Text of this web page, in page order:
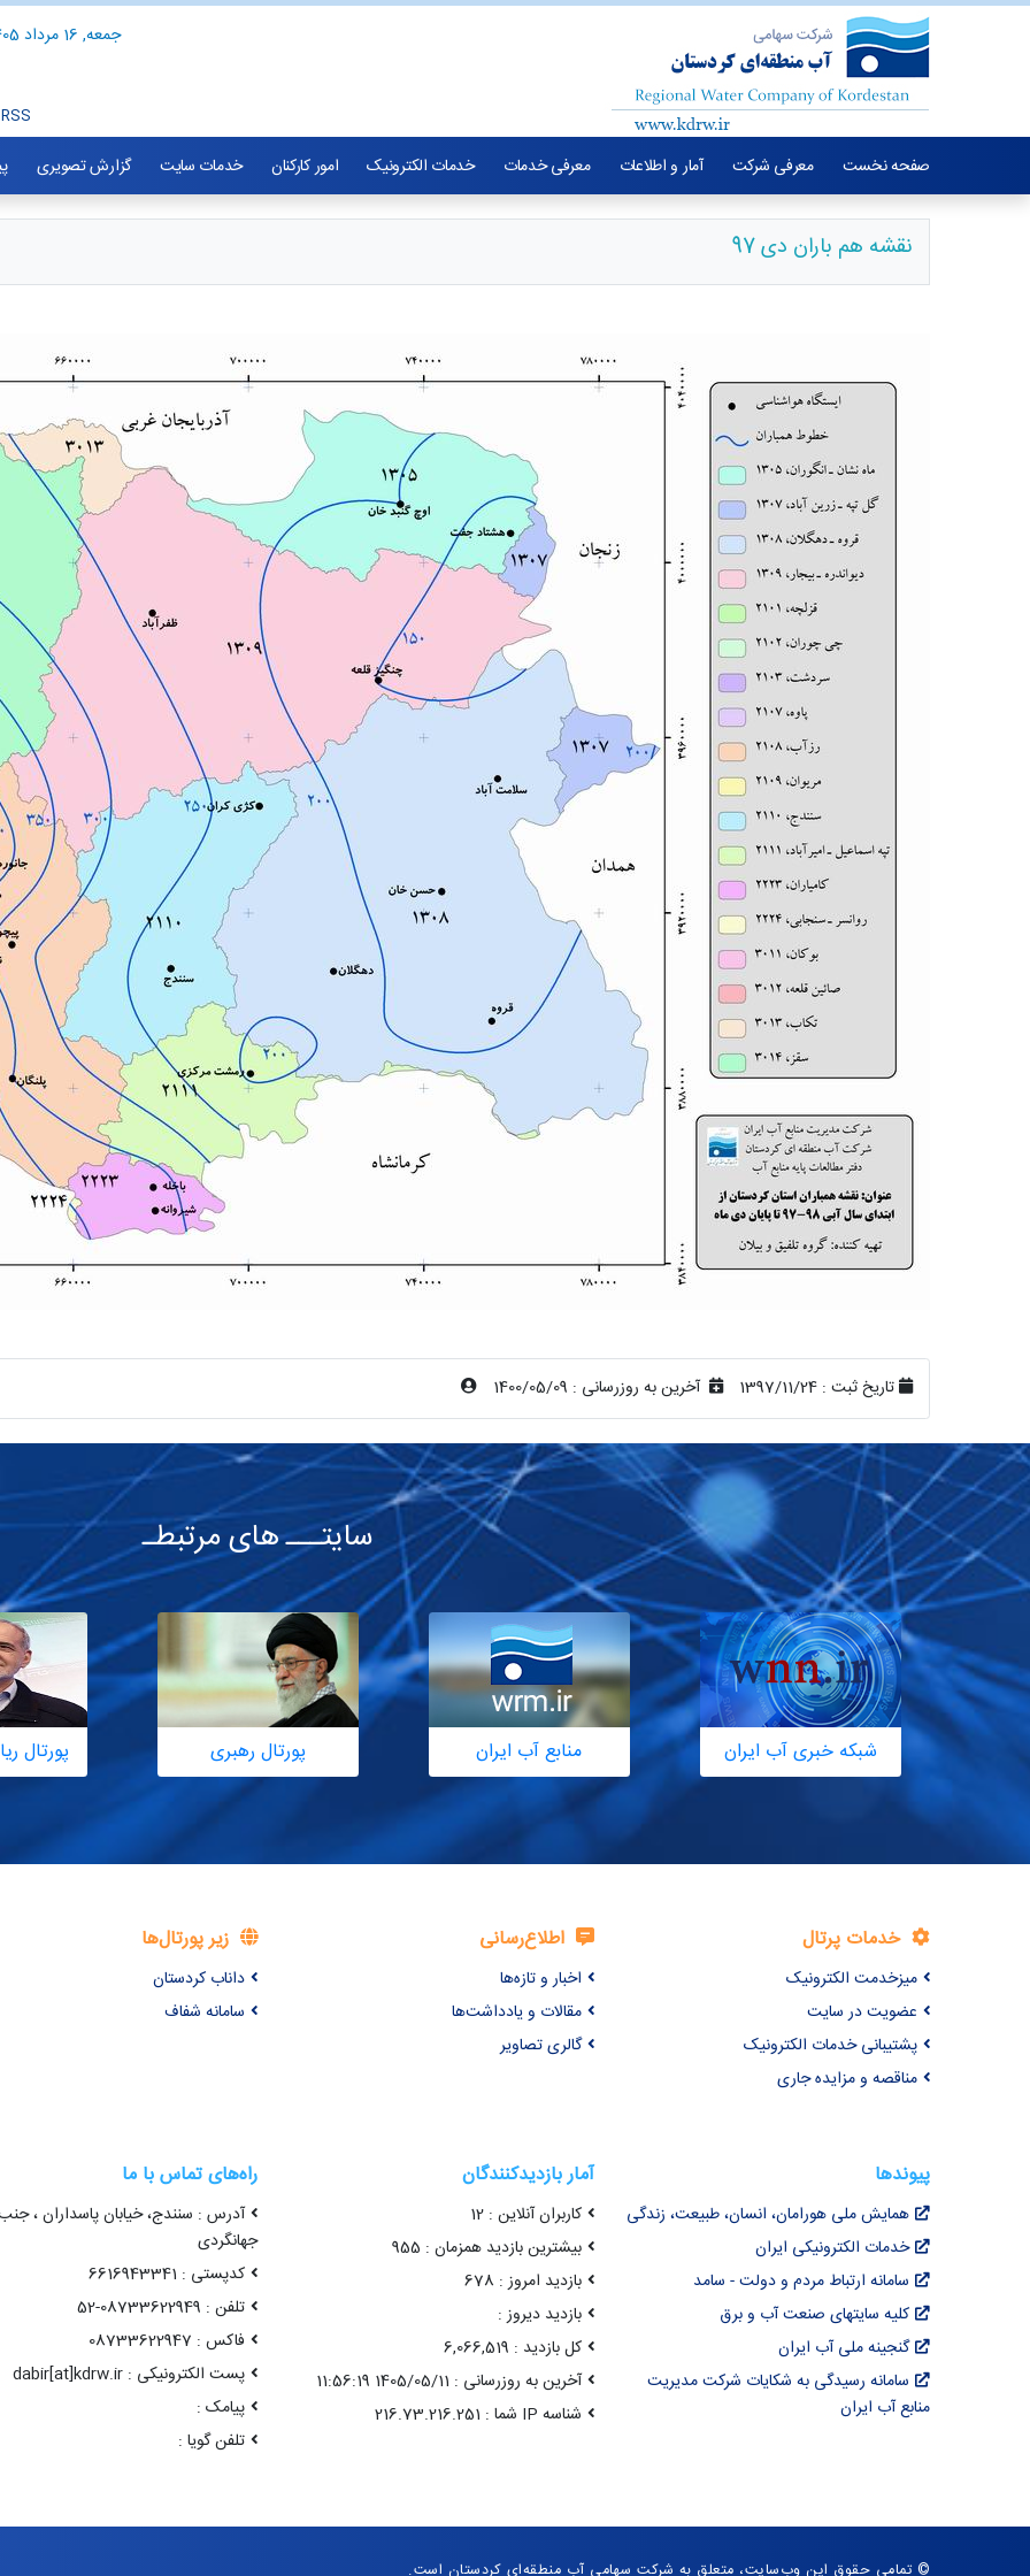
جمعه, 16 مرداد 1405
RSS
صفحه نخست معرفی شرکت آمار و اطلاعات معرفی خدمات خدمات الکترونیک امور کارکنان خدمات سایت گزارش تصویری
نقشه هم باران دی 97
تاریخ ثبت : 1397/11/24 آخرین به روزرسانی : 1400/05/09
سایتـــ های مرتبطـ
شبکه خبری آب ایران منابع آب ایران پورتال رهبری پورتال
خدمات پرتال
میزخدمت الکترونیک
عضویت در سایت
پشتیبانی خدمات الکترونیک
مناقصه و مزایده جاری
اطلاع‌رسانی
اخبار و تازه‌ها
مقالات و یادداشت‌ها
گالری تصاویر
زیر پورتال‌ها
داناب کردستان
سامانه شفاف
پیوندها
همایش ملی هورامان، انسان، طبیعت، زندگی
خدمات الکترونیکی ایران
سامانه ارتباط مردم و دولت - سامد
کلیه سایتهای صنعت آب و برق
گنجینه ملی آب ایران
سامانه رسیدگی به شکایات شرکت مدیریت
منابع آب ایران
آمار بازدیدکنندگان
کاربران آنلاین : 12
بیشترین بازدید همزمان : 955
بازدید امروز : 678
بازدید دیروز :
کل بازدید : 6,066,519
آخرین به روزرسانی : 1405/05/11 11:56:19
شناسه IP شما : 216.73.216.251
راه‌های تماس با ما
آدرس : سنندج، خیابان پاسداران ،
جهانگردی
کدپستی : 6616943341
تلفن : 08733622949-52
فاکس : 08733622947
پست الکترونیکی : dabir[at]kdrw.ir
پیامک :
تلفن گویا :
© تمامی حقوق این وب‌سایت، متعلق به شرکت سهامی آب منطقه‌ای کردستان است.